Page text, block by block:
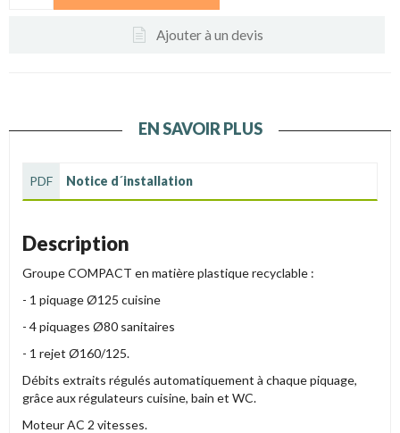
Ajouter à un devis
EN SAVOIR PLUS
PDF Notice d´installation
Description
Groupe COMPACT en matière plastique recyclable :
- 1 piquage Ø125 cuisine
- 4 piquages Ø80 sanitaires
- 1 rejet Ø160/125.
Débits extraits régulés automatiquement à chaque piquage,
grâce aux régulateurs cuisine, bain et WC.
Moteur AC 2 vitesses.